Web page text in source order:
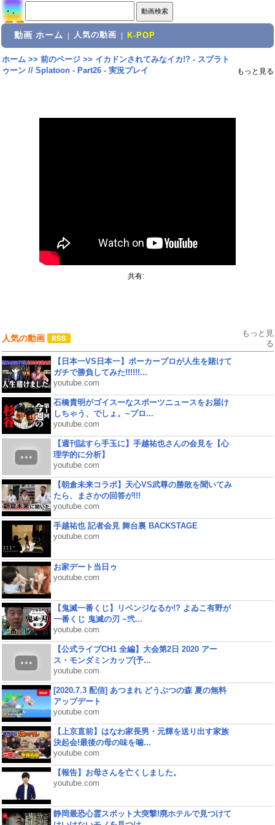
動画 ホーム 人気の動画 K-POP
ホーム>> 前のページ>> イカドンされてみなイカ!? - スプラト
ゥーン // Splatoon - Part26 - 実況プレイ
もっと見る
共有:
人気の動画
もっと見
る
【日本一VS日本一】ポーカープロが人生を賭けて
ガチで勝負してみた!!!!!!...
youtube.com
石橋貴明がゴイスーなスポーツニュースをお届け
しちゃう、でしょ。~プロ...
youtube.com
【週刊誌すら手玉に】手越祐也さんの会見を【心
理学的に分析】
youtube.com
【朝倉未来コラボ】天心VS武尊の勝敗を聞いてみ
たら、まさかの回答が!!!
youtube.com
手越祐也 記者会見 舞台裏 BACKSTAGE
youtube.com
お家デート当日ゥ
youtube.com
【鬼滅一番くじ】リベンジなるか!? よゐこ有野が
一番くじ 鬼滅の刃 ~弐...
youtube.com
【公式ライブCH1 全編】大会第2日 2020 アー
ス・モンダミンカップ(予...
youtube.com
[2020.7.3 配信] あつまれ どうぶつの森 夏の無料
アップデート
youtube.com
【上京直前】はなわ家長男・元輝を送り出す家族
決起会!最後の母の味を噛...
youtube.com
【報告】お母さんを亡くしました。
youtube.com
静岡最恐心霊スポット大突撃!廃ホテルで見つけて